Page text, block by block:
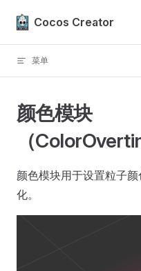
Skip to content
Cocos Creator
菜单
颜色模块
（
颜色模块用于设置粒子
化。